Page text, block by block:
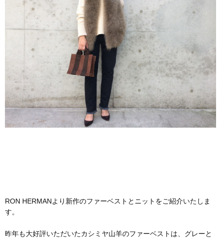
RON HERMANより新作のファーベストとニットをご紹介いたしま
す。
昨年も大好評いただいたカシミヤ山羊のファーベストは、グレーと